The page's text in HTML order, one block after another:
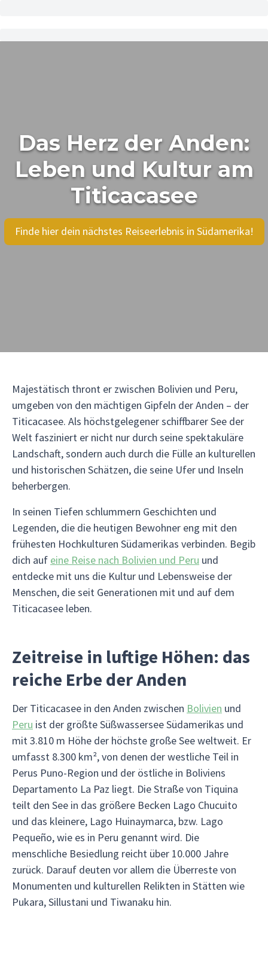
Das Herz der Anden:
Leben und Kultur am
Titicacasee
Finde hier dein nächstes Reiseerlebnis in Südamerika!
Majestätisch thront er zwischen Bolivien und Peru,
umgeben von den mächtigen Gipfeln der Anden – der
Titicacasee. Als höchstgelegener schiffbarer See der
Welt fasziniert er nicht nur durch seine spektakuläre
Landschaft, sondern auch durch die Fülle an kulturellen
und historischen Schätzen, die seine Ufer und Inseln
beherbergen.
In seinen Tiefen schlummern Geschichten und
Legenden, die die heutigen Bewohner eng mit den
frühesten Hochkulturen Südamerikas verbinden. Begib
dich auf eine Reise nach Bolivien und Peru und
entdecke mit uns die Kultur und Lebensweise der
Menschen, die seit Generationen mit und auf dem
Titicacasee leben.
Zeitreise in luftige Höhen: das
reiche Erbe der Anden
Der Titicacasee in den Anden zwischen Bolivien und
Peru ist der größte Süßwassersee Südamerikas und
mit 3.810 m Höhe der höchste große See weltweit. Er
umfasst 8.300 km², von denen der westliche Teil in
Perus Puno-Region und der östliche in Boliviens
Departamento La Paz liegt. Die Straße von Tiquina
teilt den See in das größere Becken Lago Chucuito
und das kleinere, Lago Huinaymarca, bzw. Lago
Pequeño, wie es in Peru genannt wird. Die
menschliche Besiedlung reicht über 10.000 Jahre
zurück. Darauf deuten vor allem die Überreste von
Monumenten und kulturellen Relikten in Stätten wie
Pukara, Sillustani und Tiwanaku hin.